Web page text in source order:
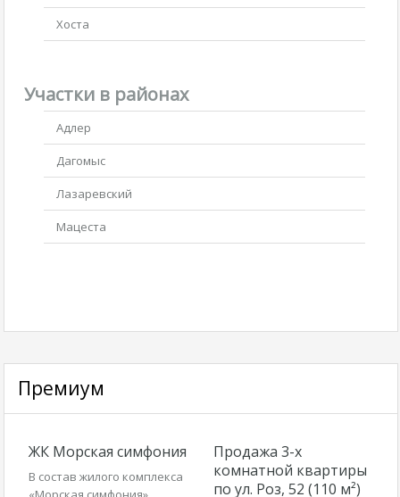
Хоста
Участки в районах
Адлер
Дагомыс
Лазаревский
Мацеста
Премиум
ЖК Морская симфония
В состав жилого комплекса
Продажа 3-х
комнатной квартиры
по ул. Роз, 52 (110 м²)